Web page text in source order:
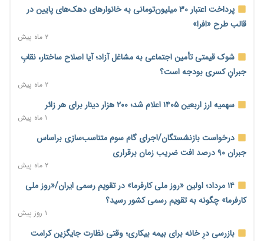
ترمز تولید خودرو کشیده شد؛ افت ۲۵ درصدی تیراژ ایران‌خودرو،
سایپا و پارس‌خودرو
۱ روز پیش
بنگاه‌داری بانک‌ها؛ مانع بزرگ خانه‌دار شدن مستأجران
نماینده مجلس: توسعه مرزهای زمینی به راهبرد تأمین کالاهای
اساسی تبدیل شود
۱ روز پیش
خانه کارگر قزوین: شکاف دستمزد و هزینه معیشت هر روز عمیق‌تر
می‌شود
۱ روز پیش
رئیس سازمان امور مالیاتی: بلاگرهای پردرآمد مشمول پرداخت
مالیات هستند
۱ روز پیش
پیش‌بینی افزایش تولید برنج؛ نیاز وارداتی کشور به ۵۰۰ هزار تن
پرداخت اعتبار ۳۰ میلیون‌تومانی به خانوارهای دهک‌های پایین در
قالب طرح «افرا»
۲ ماه پیش
شوک قیمتی تأمین اجتماعی به مشاغل آزاد؛ آیا اصلاح ساختار، نقابِ
جبرانِ کسری بودجه است؟
۲ ماه پیش
سهمیه ارز اربعین ۱۴۰۵ اعلام شد؛ ۲۰۰ هزار دینار برای هر زائر
۱ ماه پیش
درخواست بازنشستگان/اجرای گام سوم متناسب‌سازی براساس
جبران ۹۰ درصد افت ضریب زمان برقراری
۲ ماه پیش
۱۴ مرداد؛ اولین «روز ملی کارفرما» در تقویم رسمی ایران/«روز ملی
کارفرما» چگونه به تقویم رسمی کشور رسید؟
۱ روز پیش
بازرسی درِ خانه برای بیمه بیکاری؛ وقتی نظارت جایگزین کرامت